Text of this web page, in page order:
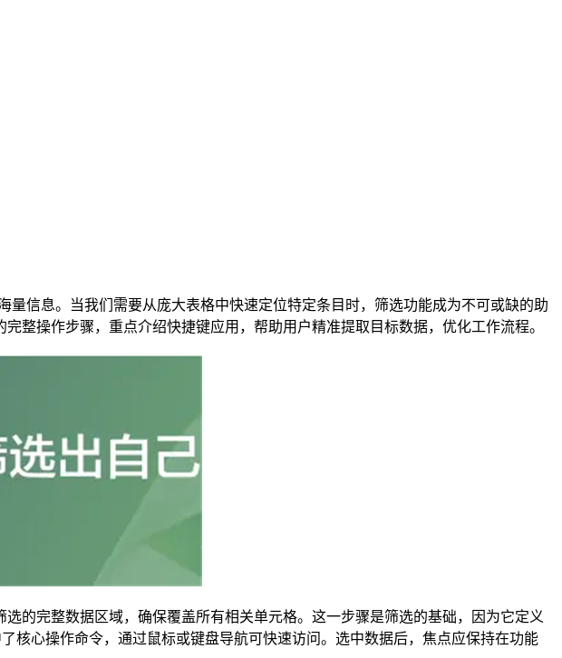
量信息。当我们需要从庞大表格中快速定位特定条目时，筛选功能成为不可或缺的助
整操作步骤，重点介绍快捷键应用，帮助用户精准提取目标数据，优化工作流程。
的完整数据区域，确保覆盖所有相关单元格。这一步骤是筛选的基础，因为它定义
核心操作命令，通过鼠标或键盘导航可快速访问。选中数据后，焦点应保持在功能